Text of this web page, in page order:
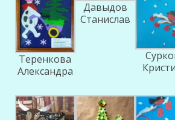
Теренкова
Александра
Давыдов
Станислав